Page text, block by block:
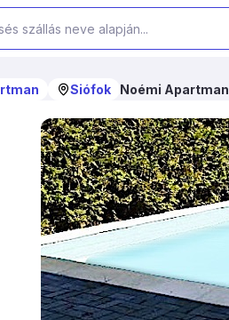
Siófok Noémi Apartman